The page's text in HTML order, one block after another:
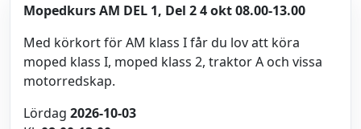
Mopedkurs AM DEL 1, Del 2 4 okt 08.00-13.00
Med körkort för AM klass I får du lov att köra
moped klass I, moped klass 2, traktor A och vissa
motorredskap.
Lördag 2026-10-03